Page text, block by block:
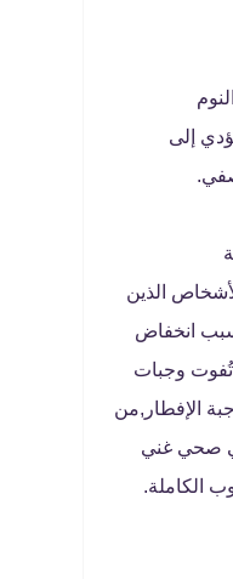
إلى
الذين
انخفاض
تُفوت وجبات
الإفطار,من
صحي غني
الكاملة.